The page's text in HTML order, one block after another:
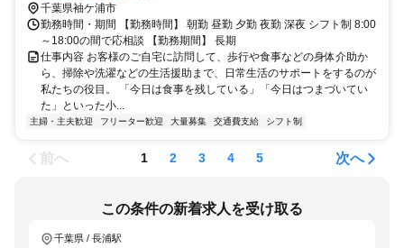
場完備＞
千葉県袖ケ浦市
勤務時間・期間 【勤務時間】 朝勤 昼勤 夕勤 夜勤 深夜 シフト制 8:00
～18:00の間で応相談 【勤務期間】 長期
仕事内容 お客様のご自宅に訪問して、歩行や食事などの身体介助か
ら、掃除や洗濯などの生活援助まで、日常生活のサポートをするのが
私たちの役目。 「今日は食事を残している」「今日はつまづいてい
た」といった小...
主婦・主夫歓迎 フリーター歓迎 大量募集 交通費支給 シフト制
前へ 1 2 3 4 5 次へ
この条件の新着求人を受け取る
千葉県 / 長浦駅